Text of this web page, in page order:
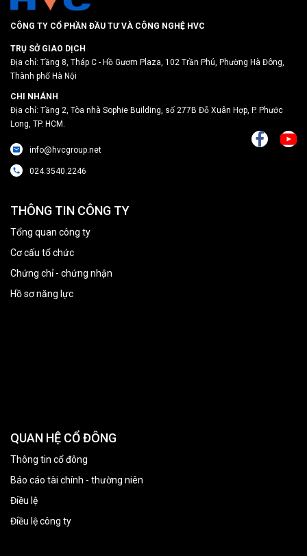
CÔNG TY CỔ PHẦN ĐẦU TƯ VÀ CÔNG NGHỆ HVC
TRỤ SỞ GIAO DỊCH
Địa chỉ: Tầng 8, Tháp C - Hồ Gươm Plaza, 102 Trần Phú, Phường Hà Đông,
Thành phố Hà Nội
CHI NHÁNH
Địa chỉ: Tầng 2, Tòa nhà Sophie Building, số 277B Đỗ Xuân Hợp, P. Phước
Long, TP. HCM.
info@hvcgroup.net
024.3540.2246
THÔNG TIN CÔNG TY
Tổng quan công ty
Cơ cấu tổ chức
Chứng chỉ - chứng nhận
Hồ sơ năng lực
QUAN HỆ CỔ ĐÔNG
Thông tin cổ đông
Báo cáo tài chính - thường niên
Điều lệ
Điều lệ công ty